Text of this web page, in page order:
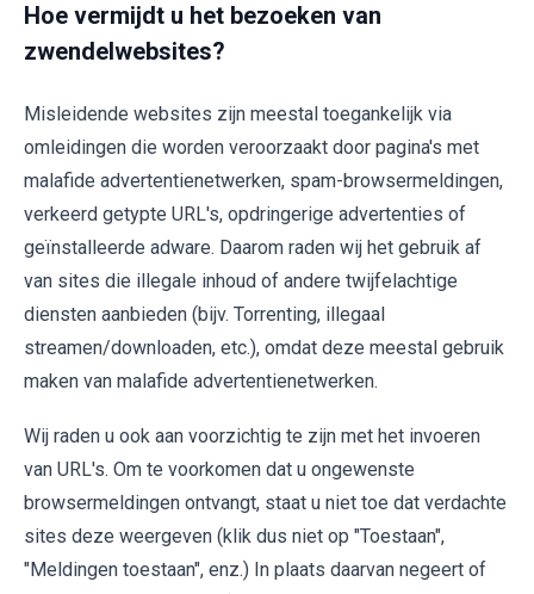
Hoe vermijdt u het bezoeken van
zwendelwebsites?
Misleidende websites zijn meestal toegankelijk via
omleidingen die worden veroorzaakt door pagina's met
malafide advertentienetwerken, spam-browsermeldingen,
verkeerd getypte URL's, opdringerige advertenties of
geïnstalleerde adware. Daarom raden wij het gebruik af
van sites die illegale inhoud of andere twijfelachtige
diensten aanbieden (bijv. Torrenting, illegaal
streamen/downloaden, etc.), omdat deze meestal gebruik
maken van malafide advertentienetwerken.
Wij raden u ook aan voorzichtig te zijn met het invoeren
van URL's. Om te voorkomen dat u ongewenste
browsermeldingen ontvangt, staat u niet toe dat verdachte
sites deze weergeven (klik dus niet op "Toestaan",
"Meldingen toestaan", enz.) In plaats daarvan negeert of